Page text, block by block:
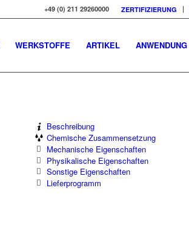
ZERTIFIZIERUNG
+49 (0) 211 29260000
WERKSTOFFE ARTIKEL ANWENDUNG
Beschreibung
Chemische Zusammensetzung
Mechanische Eigenschaften
Physikalische Eigenschaften
Sonstige Eigenschaften
Lieferprogramm